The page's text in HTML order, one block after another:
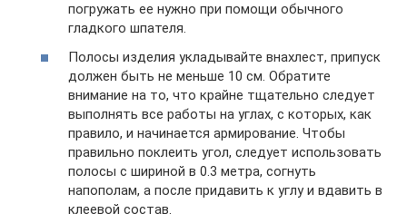
погружать ее нужно при помощи обычного
гладкого шпателя.
Полосы изделия укладывайте внахлест, припуск
должен быть не меньше 10 см. Обратите
внимание на то, что крайне тщательно следует
выполнять все работы на углах, с которых, как
правило, и начинается армирование. Чтобы
правильно поклеить угол, следует использовать
полосы с шириной в 0.3 метра, согнуть
напополам, а после придавить к углу и вдавить в
клеевой состав.